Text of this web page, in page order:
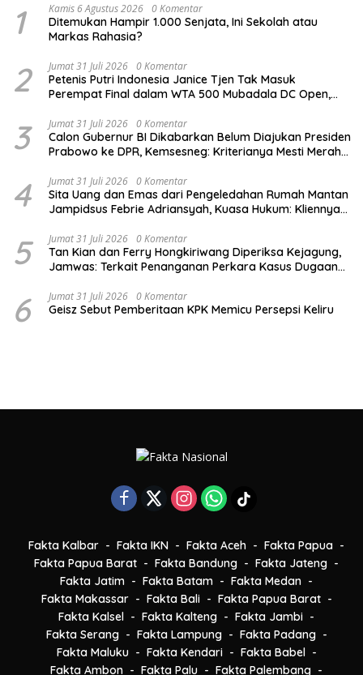
1 Kamis 6 Agustus 2026 0 Komentar
Ditemukan Hampir 1.000 Senjata, Ini Sekolah atau
Markas Rahasia?
2 Jumat 31 Juli 2026 0 Komentar
Petenis Putri Indonesia Janice Tjen Tak Masuk
Perempat Final dalam WTA 500 Mubadala DC Open,
3 Jumat 31 Juli 2026 0 Komentar
Calon Gubernur BI Dikabarkan Belum Diajukan Presiden
Prabowo ke DPR, Kemsesneg: Kriterianya Mesti Merah
4 Jumat 31 Juli 2026 0 Komentar
Sita Uang dan Emas dari Pengeledahan Rumah Mantan
Jampidsus Febrie Adriansyah, Kuasa Hukum: Kliennya
5 Jumat 31 Juli 2026 0 Komentar
Tan Kian dan Ferry Hongkiriwang Diperiksa Kejagung,
Jamwas: Terkait Penanganan Perkara Kasus Dugaan
6 Jumat 31 Juli 2026 0 Komentar
Geisz Sebut Pemberitaan KPK Memicu Persepsi Keliru
Fakta Kalbar Fakta IKN Fakta Aceh
Fakta Papua
Fakta Papua Barat
Fakta Bandung
Fakta Jateng
Fakta Jatim
Fakta Batam
Fakta Medan
Fakta Makassar
Fakta Bali
Fakta Papua Barat
Fakta Kalsel
Fakta Kalteng
Fakta Jambi
Fakta Serang
Fakta Lampung
Fakta Padang
Fakta Maluku
Fakta Kendari
Fakta Babel
Fakta Ambon
Fakta Palu Fakta Palembang